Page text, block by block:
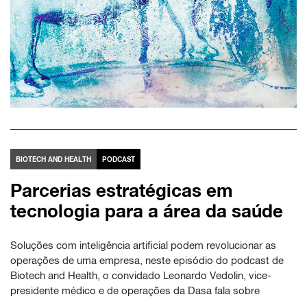
BIOTECH AND HEALTH PODCAST
Parcerias estratégicas em
tecnologia para a área da saúde
Soluções com inteligência artificial podem revolucionar as
operações de uma empresa, neste episódio do podcast de
Biotech and Health, o convidado Leonardo Vedolin, vice-
presidente médico e de operações da Dasa fala sobre